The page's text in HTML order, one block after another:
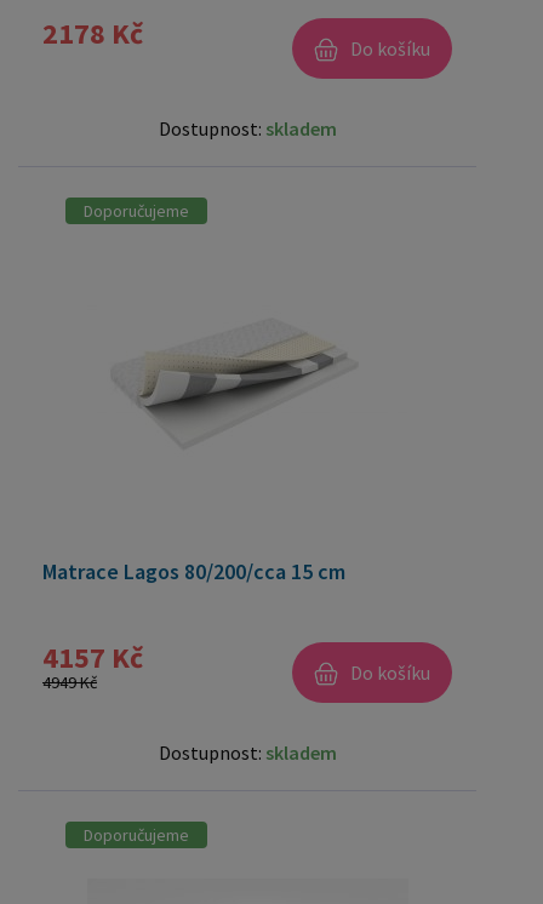
2178 Kč Do košíku
Dostupnost: skladem
Doporučujeme
Matrace Lagos 80/200/cca 15 cm
4157 Kč
4949 Kč Do košíku
Dostupnost: skladem
Doporučujeme